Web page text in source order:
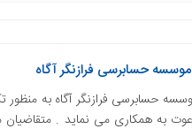
موسسه حسابرسی فرازنگر آگاه